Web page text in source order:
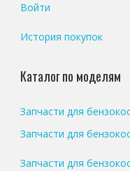
Войти
История покупок
Каталог по моделям
Запчасти для
Запчасти для
Запчасти для